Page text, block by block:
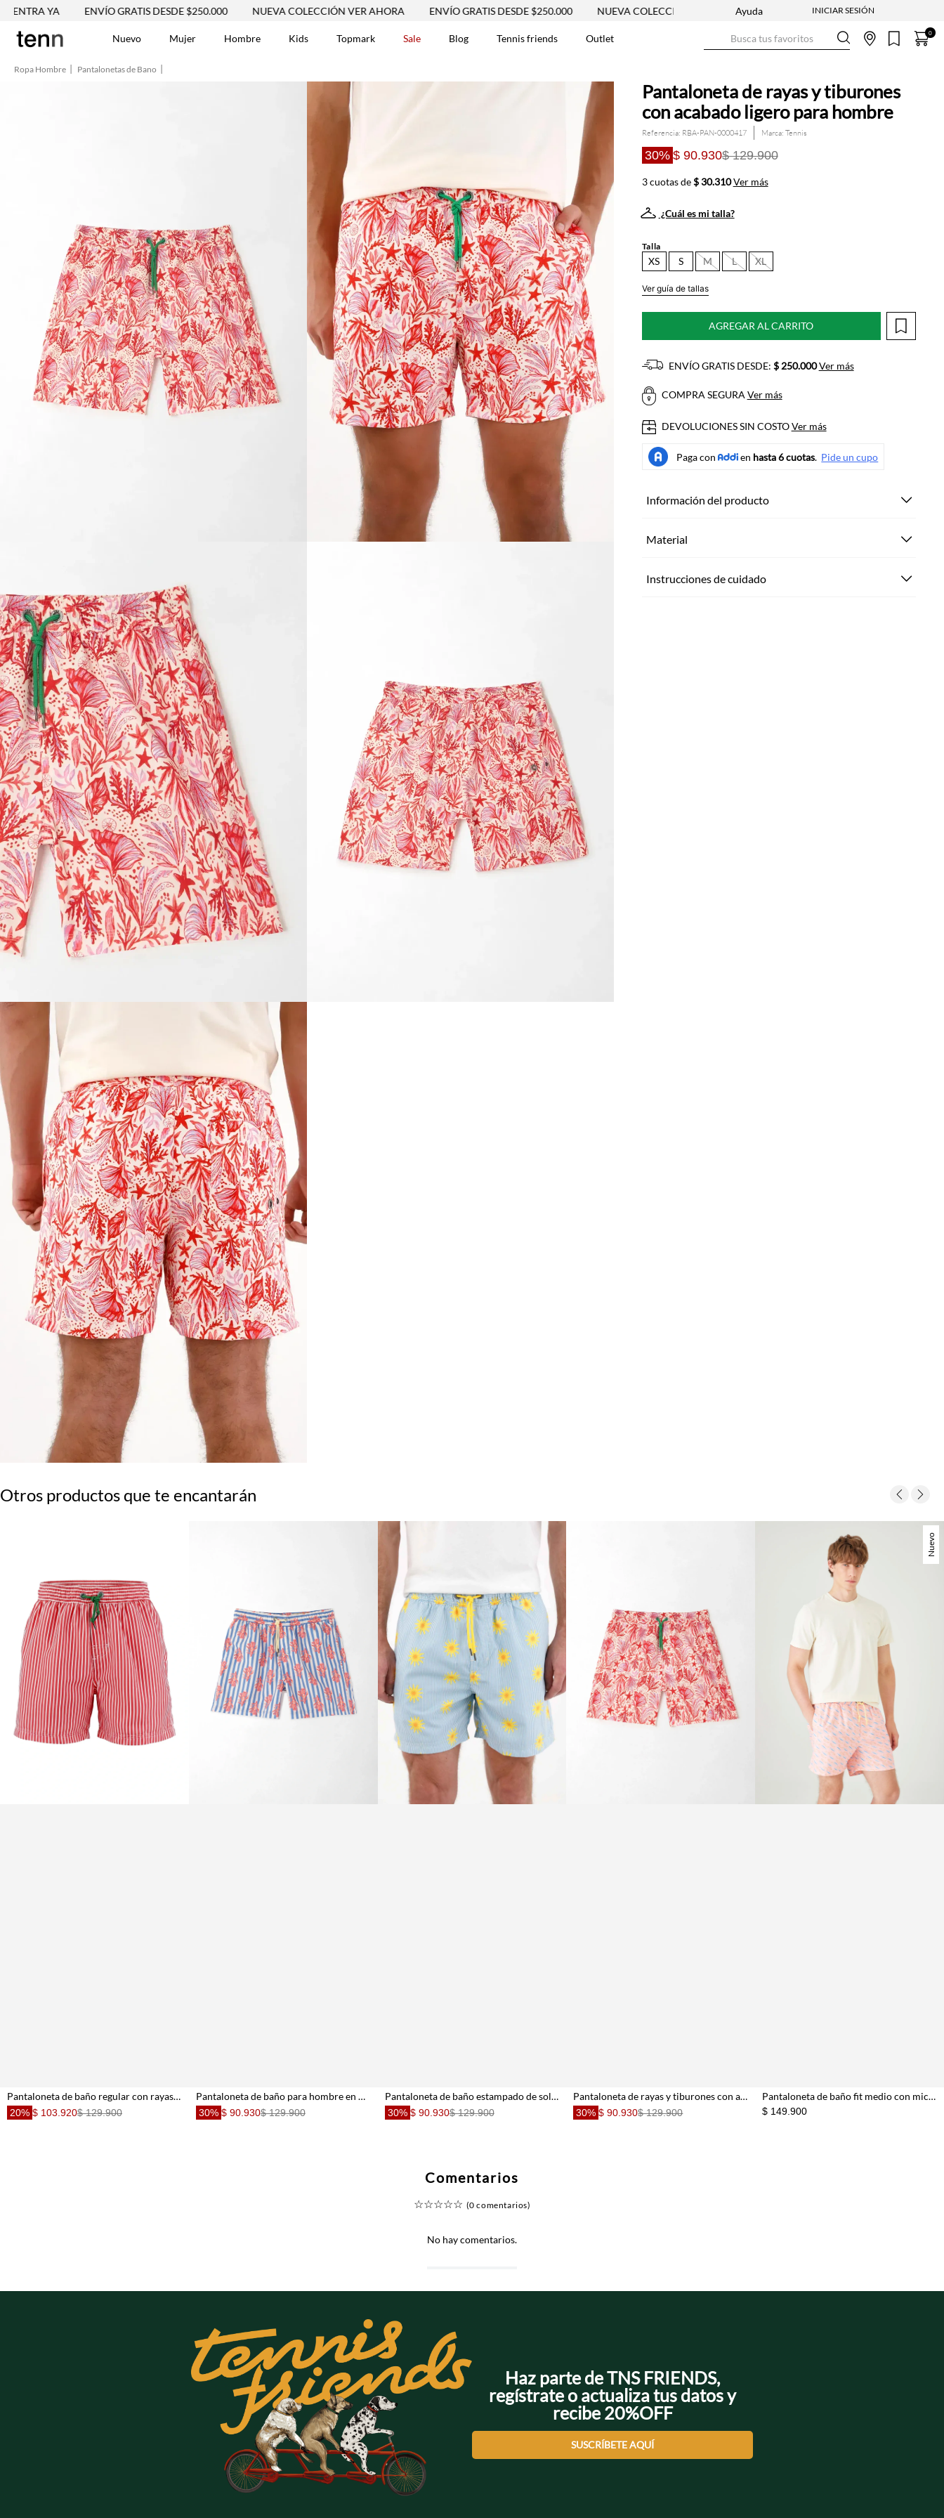
ENVÍO GRATIS DESDE $250.000 NUEVA COLECCIÓN VER AHORA ENVÍO GRATIS DESDE $250.000 NUEVA COLECCIÓN ENTRA YA ENVÍO GRATIS DESDE $250.000
Ayuda
Nuevo Mujer Hombre Kids Topmark Sale Blog Tennis friends Outlet 0
Ropa Hombre Pantalonetas de Bano
Pantaloneta de rayas y tiburones
con acabado ligero para hombre
Referencia: RBA-PAN-0000417 Tennis
30% $ 90.930$ 129.900
3 cuotas de$ 30.310 Ver más
¿Cuál es mi talla?
Talla
XS S M L XL
Ver guía de tallas
AGREGAR AL CARRITO
ENVÍO GRATIS DESDE: $ 250.000 Ver más
COMPRA SEGURA Ver más
DEVOLUCIONES SIN COSTOVer más
Información del producto
Material
Instrucciones de cuidado
Otros productos que te encantarán
Pantaloneta de baño regular con rayas verticales en rojo para hombre
20% $ 103.920$ 129.900
Pantaloneta de baño para hombre en poliéster azul fit clásico con estampado coral a rayas
30% $ 90.930$ 129.900
Pantaloneta de baño estampado de soles para hombre
30% $ 90.930$ 129.900
Pantaloneta de rayas y tiburones con acabado ligero para hombre
30% $ 90.930$ 129.900
Nuevo
Pantaloneta de baño fit medio con microestampado gráfico en rosado para hombre
$ 149.900
Comentarios
☆☆☆☆☆ (0 comentarios)
No hay comentarios.
Haz parte de TNS FRIENDS,
regístrate o actualiza tus datos y
recibe 20%OFF
SUSCRÍBETE AQUÍ
8. Vestido
9. Short
10. Camisetas Mujer